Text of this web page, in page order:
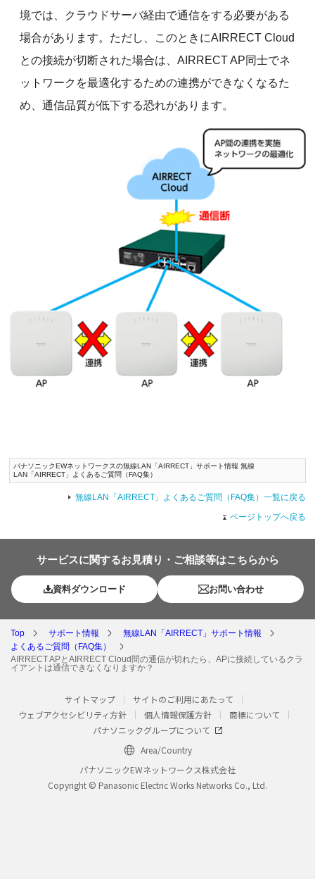
境では、クラウドサーバ経由で通信をする必要がある
場合があります。ただし、このときにAIRRECT Cloud
との接続が切断された場合は、AIRRECT AP同士でネ
ットワークを最適化するための連携ができなくなるた
め、通信品質が低下する恐れがあります。
パナソニックEWネットワークスの無線LAN「AIRRECT」サポート情報 無線
LAN「AIRRECT」よくあるご質問（FAQ集）
無線LAN「AIRRECT」よくあるご質問（FAQ集）一覧に戻る
ページトップへ戻る
サービスに関するお見積り・ご相談等はこちらから
資料ダウンロード お問い合わせ
Top サポート情報
無線LAN「AIRRECT」サポート情報
よくあるご質問（FAQ集）
AIRRECT APとAIRRECT Cloud間の通信が切れたら、APに接続しているクラ
イアントは通信できなくなりますか？
サイトマップ
サイトのご利用にあたって
ウェブアクセシビリティ方針
個人情報保護方針
商標について
パナソニックグループについて
Area/Country
パナソニックEWネットワークス株式会社
Copyright © Panasonic Electric Works Networks Co., Ltd.